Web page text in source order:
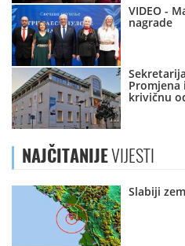
VIDEO -
nagrade
krivičnu
NAJČITANIJEVIJESTI
Slabiji